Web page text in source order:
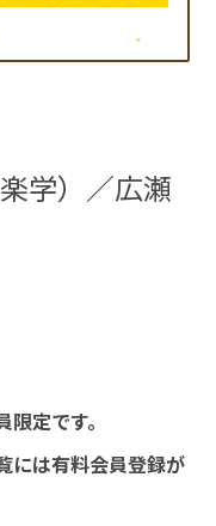
学）／広瀬
定です。
には有料会員登録が